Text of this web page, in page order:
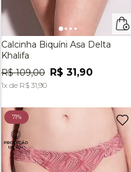
Calcinha Biquíni Asa Delta
Khalifa
R$ 109,00 R$ 31,90
1x de R$ 31 ,90
71%